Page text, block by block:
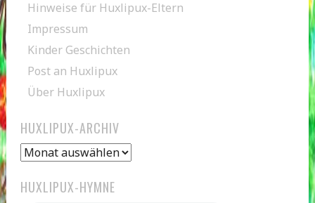
Hinweise für Huxlipux-Eltern
Impressum
Kinder Geschichten
Post an Huxlipux
Über Huxlipux
HUXLIPUX-ARCHIV
Huxlipux-
HUXLIPUX-HYMNE